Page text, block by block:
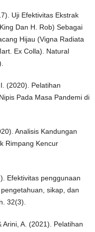
Uji Efektivitas Ekstrak
Dan H. Rob) Sebagai
Hijau (Vigna Radiata
Ex Colla). Natural
(2020). Pelatihan
Pada Masa Pandemi di
Analisis Kandungan
Rimpang Kencur
Efektivitas penggunaan
sikap, dan
32(3).
A. (2021). Pelatihan